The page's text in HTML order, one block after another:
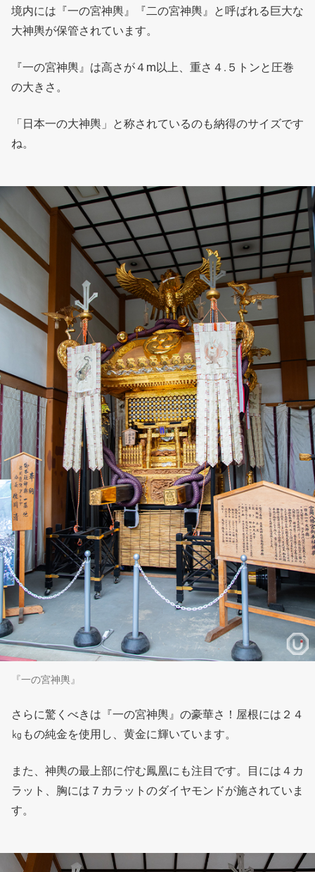
境内には『一の宮神輿』『二の宮神輿』と呼ばれる巨大な
大神輿が保管されています。
『一の宮神輿』は高さが４m以上、重さ４.５トンと圧巻
の大きさ。
「日本一の大神輿」と称されているのも納得のサイズです
ね。
『一の宮神輿』
さらに驚くべきは『一の宮神輿』の豪華さ！屋根には２４
㎏もの純金を使用し、黄金に輝いています。
また、神輿の最上部に佇む鳳凰にも注目です。目には４カ
ラット、胸には７カラットのダイヤモンドが施されていま
す。